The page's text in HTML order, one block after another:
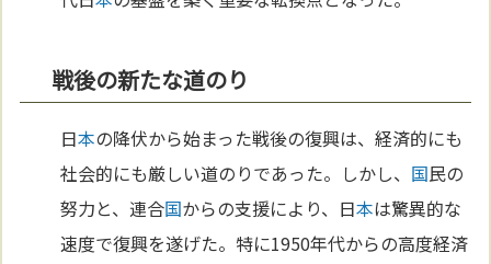
戦後の新たな道のり
日本の降伏から始まった戦後の復興は、経済的にも
社会的にも厳しい道のりであった。しかし、 国民の
努力と、連合国からの支援により、日本は驚異的な
速度で復興を遂げた。特に1950年代からの高度経済